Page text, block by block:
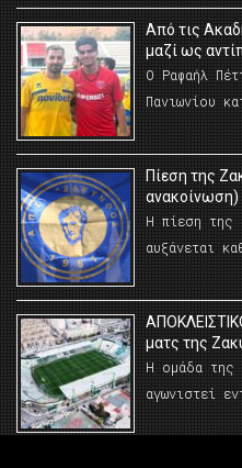
Από τις
μαζί ως
Ο Ραφαήλ
Πανιωνίου
Πίεση της
ανακοίνωση)
Η πίεση της
αυξάνεται
ματς της
Η ομάδα της
αγωνιστεί